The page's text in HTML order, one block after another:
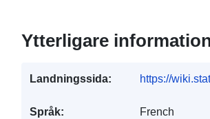
Ytterligare
Landningssida: https://
Språk:
French